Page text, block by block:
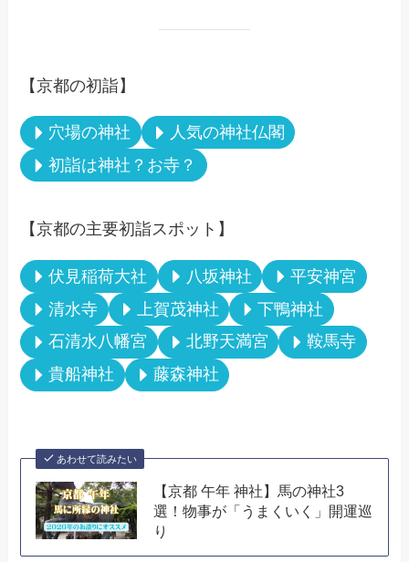
【京都の初詣】
穴場の神社
人気の神社仏閣
初詣は神社？お寺？
【京都の主要初詣スポット】
伏見稲荷大社 八坂神社
平安神宮
清水寺
上賀茂神社
下鴨神社
石清水八幡宮
北野天満宮
鞍馬寺
貴船神社
藤森神社
あわせて読みたい
【京都 午年 神社】馬の神社3
選！物事が「うまくいく」開運巡
り